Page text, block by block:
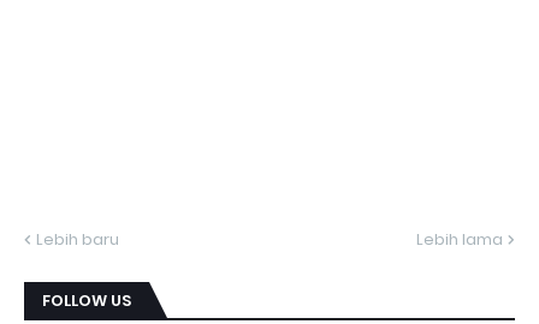
Lebih baru Lebih lama
FOLLOW US